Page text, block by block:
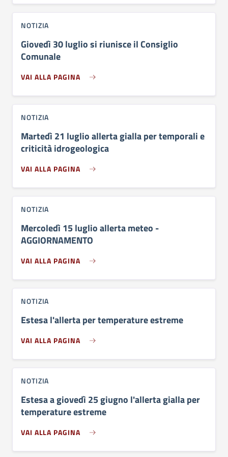
NOTIZIA
Giovedì 30 luglio si riunisce il Consiglio
Comunale
VAI ALLA PAGINA
NOTIZIA
Martedì 21 luglio allerta gialla per temporali e
criticità idrogeologica
VAI ALLA PAGINA
NOTIZIA
Mercoledì 15 luglio allerta meteo -
AGGIORNAMENTO
VAI ALLA PAGINA
NOTIZIA
Estesa l'allerta per temperature estreme
VAI ALLA PAGINA
NOTIZIA
Estesa a giovedì 25 giugno l'allerta gialla per
temperature estreme
VAI ALLA PAGINA